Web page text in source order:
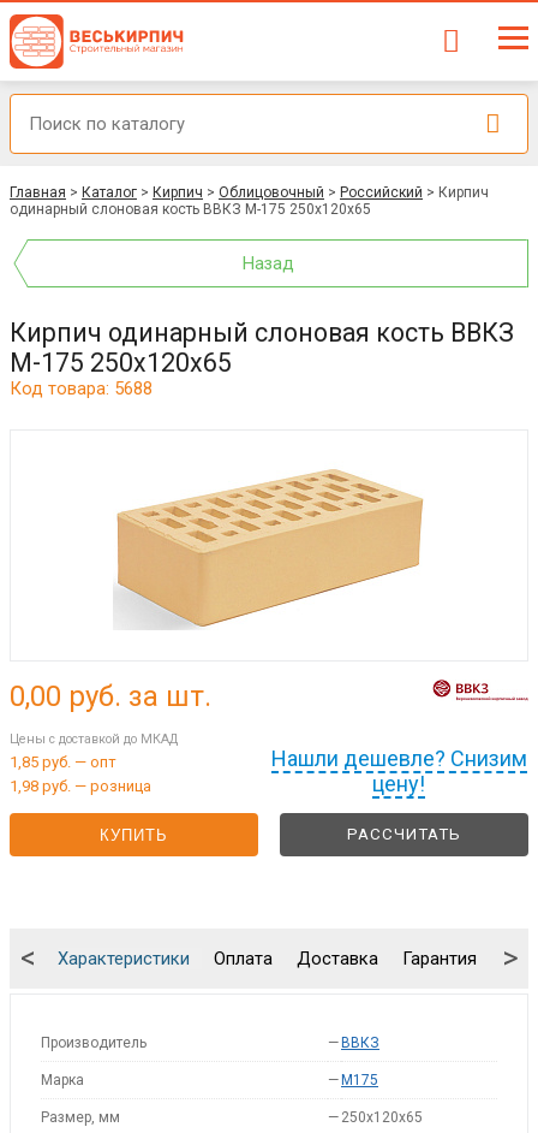
Главная > Каталог > Кирпич > Облицовочный > Российский > Кирпич
одинарный слоновая кость ВВКЗ М-175 250x120x65
Назад
Кирпич одинарный слоновая кость ВВКЗ
М-175 250x120x65
Код товара: 5688
Нашли дешевле? Снизим
цену!
0,00 руб. за шт.
Цены с доставкой до МКАД
1,85 руб. — опт
1,98 руб. — розница
КУПИТЬ РАССЧИТАТЬ
Характеристики Оплата Доставка Гарантия
< >
Производитель — ВВКЗ
Марка — M175
Размер, мм — 250x120x65